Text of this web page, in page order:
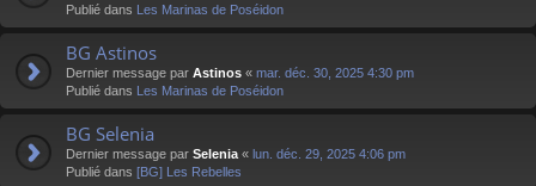
Publié dans Les Marinas de Poséidon
BG Astinos
Dernier message par Astinos « mar. déc. 30, 2025 4:30 pm
Publié dans Les Marinas de Poséidon
BG Selenia
Dernier message par Selenia « lun. déc. 29, 2025 4:06 pm
Publié dans [BG] Les Rebelles